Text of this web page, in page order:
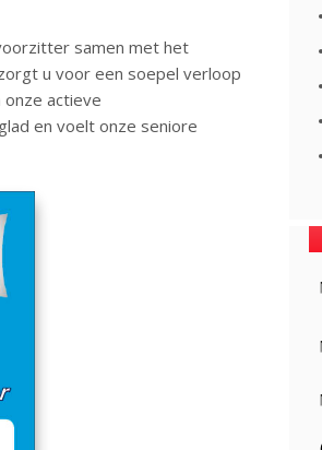
samen met het
u voor een soepel verloop
actieve
en voelt onze seniore